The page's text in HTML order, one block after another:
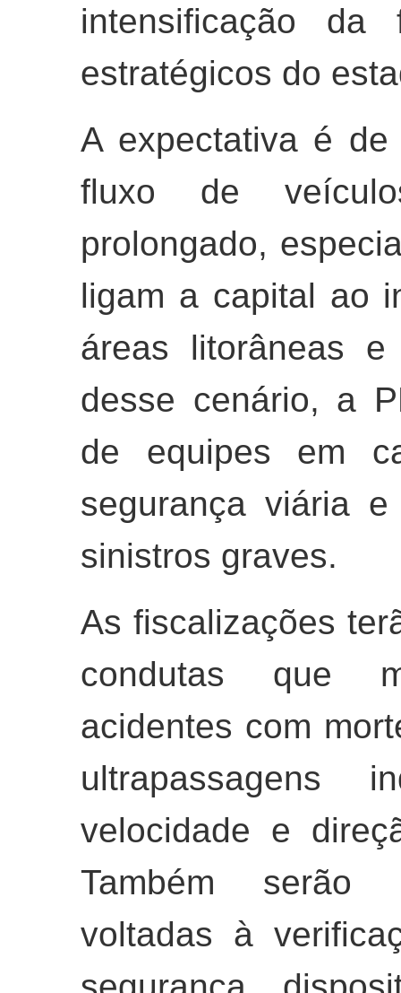
intensificação da
estratégicos do
A expectativa é
fluxo de
prolongado,
ligam a capital ao
áreas litorâneas
desse cenário, a
de equipes em
segurança viária
sinistros graves.
As fiscalizações
condutas que
acidentes com
ultrapassagens
velocidade e
Também serão
voltadas à